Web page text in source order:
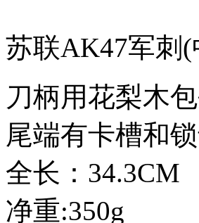
苏联AK47军刺(
刀柄用花梨木包
尾端有卡槽和
全长：34.3CM
净重:350g